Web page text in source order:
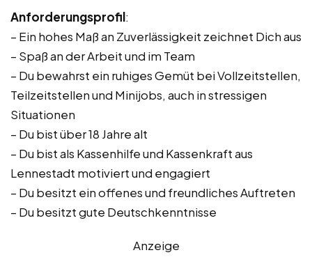
Anforderungsprofil:
– Ein hohes Maß an Zuverlässigkeit zeichnet Dich aus
– Spaß an der Arbeit und im Team
– Du bewahrst ein ruhiges Gemüt bei Vollzeitstellen,
Teilzeitstellen und Minijobs, auch in stressigen
Situationen
– Du bist über 18 Jahre alt
– Du bist als Kassenhilfe und Kassenkraft aus
Lennestadt motiviert und engagiert
– Du besitzt ein offenes und freundliches Auftreten
– Du besitzt gute Deutschkenntnisse
Anzeige